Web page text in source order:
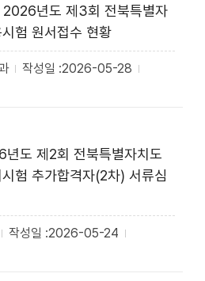
2026년도 제3회 전북특별자
험 원서접수 현황
2026-05-28
도 제2회 전북특별자치도
험 추가합격자(2차) 서류심
2026-05-24